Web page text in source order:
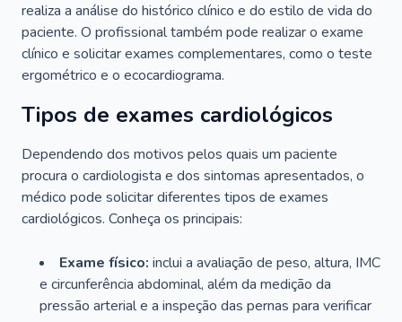
realiza a análise do histórico clínico e do estilo de vida do
paciente. O profissional também pode realizar o exame
clínico e solicitar exames complementares, como o teste
ergométrico e o ecocardiograma.
Tipos de exames cardiológicos
Dependendo dos motivos pelos quais um paciente
procura o cardiologista e dos sintomas apresentados, o
médico pode solicitar diferentes tipos de exames
cardiológicos. Conheça os principais:
Exame físico: inclui a avaliação de peso, altura, IMC
e circunferência abdominal, além da medição da
pressão arterial e a inspeção das pernas para verificar